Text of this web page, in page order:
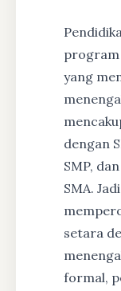
program
yang
dengan
SMP,
SMA.
setara
formal,